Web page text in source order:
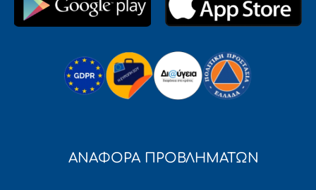
ΑΝΑΦΟΡΑ ΠΡΟΒΛΗΜΑΤΩΝ